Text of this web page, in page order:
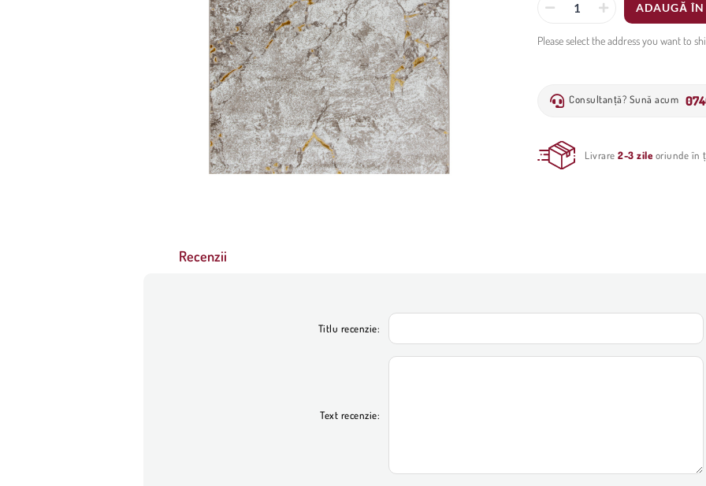
ADAUGĂ ÎN
Please select the address you want to
Consultanță? Sună acum
Livrare2-3 zile oriunde în
Recenzii
Titlu recenzie:
Text recenzie: